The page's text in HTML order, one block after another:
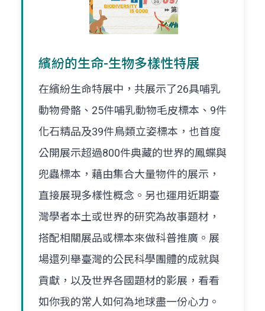
繽紛的生命-生物多樣性特展
在繽紛生命特展中，共展示了26具哺乳
動物骨骼、25件哺乳動物毛皮標本、9件
化石精品及39件鳥類立姿標本，也首度
公開展示超過800件典藏的世界的鳳蝶與
兜蟲標本，藉由集合大量物件的展示，
直接展現多樣性概念。另也運用近期臺
灣學者本土或世界的研究為故事題材，
搭配相關展品或標本來做科普推廣。展
場還列舉臺灣的公民科學團體的成就與
貢獻，以及世界各國題材的影展，看看
如你我的常人如何為地球盡一份心力。